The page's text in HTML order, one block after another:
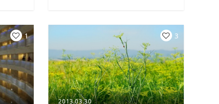
1
2013.03.30
3